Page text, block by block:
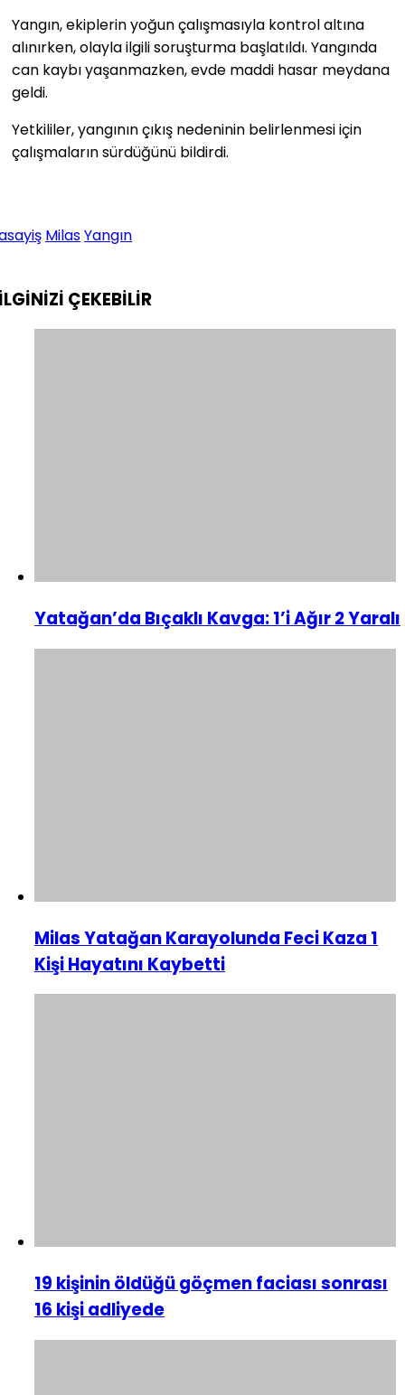
Yangın, ekiplerin yoğun çalışmasıyla kontrol altına
alınırken, olayla ilgili soruşturma başlatıldı. Yangında
can kaybı yaşanmazken, evde maddi hasar meydana
geldi.
Yetkililer, yangının çıkış nedeninin belirlenmesi için
çalışmaların sürdüğünü bildirdi.
MilasYangın
ÇEKEBİLİR
Yatağan’da Bıçaklı Kavga: 1’i Ağır 2 Yaralı
Milas Yatağan Karayolunda Feci Kaza 1
Kişi Hayatını Kaybetti
19 kişinin öldüğü göçmen faciası sonrası
16 kişi adliyede